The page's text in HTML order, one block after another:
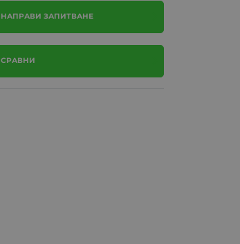
НАПРАВИ ЗАПИТВАНЕ
СРАВНИ